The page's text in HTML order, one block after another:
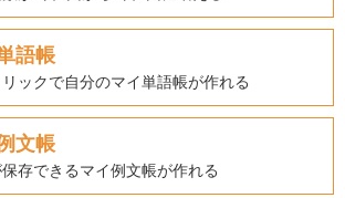
語帳
リックで自分のマイ単語帳が作れる
文帳
存できるマイ例文帳が作れる